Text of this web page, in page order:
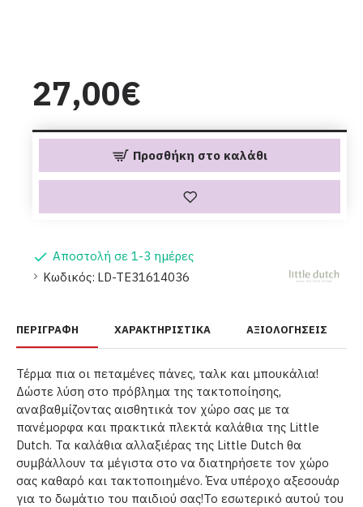
Αποστολή σε 1-3 ημέρες
Κωδικός: LD-TE31614036
27,00€
Προσθήκη στο καλάθι
ΠΕΡΙΓΡΑΦΉ ΧΑΡΑΚΤΗΡΙΣΤΙΚΆ ΑΞΙΟΛΟΓΉΣΕΙΣ
Τέρμα πια οι πεταμένες πάνες, ταλκ και μπουκάλια!
Δώστε λύση στο πρόβλημα της τακτοποίησης,
αναβαθμίζοντας αισθητικά τον χώρο σας με τα
πανέμορφα και πρακτικά πλεκτά καλάθια της Little
Dutch. Τα καλάθια αλλαξιέρας της Little Dutch θα
συμβάλλουν τα μέγιστα στο να διατηρήσετε τον χώρο
σας καθαρό και τακτοποιημένο. Ένα υπέροχο αξεσουάρ
για το δωμάτιο του παιδιού σας!Το εσωτερικό αυτού του